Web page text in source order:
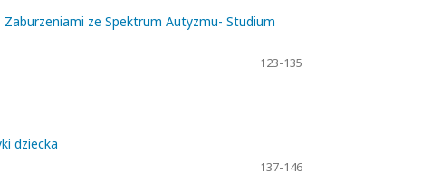
ze Spektrum Autyzmu- Studium
123-135
dziecka
137-146